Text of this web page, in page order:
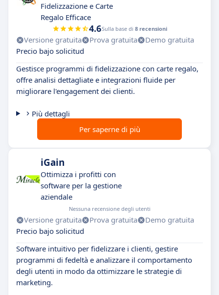
Fidelizzazione e Carte
Regalo Efficace
4.6Sulla base di 8 recensioni
Versione gratuita Prova gratuita
Demo gratuita
Precio bajo solicitud
Gestisce programmi di fidelizzazione con carte regalo,
offre analisi dettagliate e integrazioni fluide per
migliorare l'engagement dei clienti.
Più dettagli
Per saperne di più
iGain
Ottimizza i profitti con
software per la gestione
aziendale
Nessuna recensione degli utenti
Versione gratuita Prova gratuita
Demo gratuita
Precio bajo solicitud
Software intuitivo per fidelizzare i clienti, gestire
programmi di fedeltà e analizzare il comportamento
degli utenti in modo da ottimizzare le strategie di
marketing.